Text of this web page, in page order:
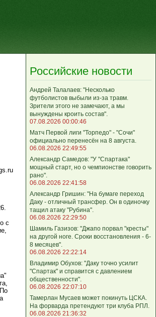
с
Российские новости
Андрей Талалаев: "Несколько
футболистов выбыли из-за травм.
Зрители этого не замечают, а мы
вынуждены кроить состав".
07.08.2026 00:00:46
Матч Первой лиги "Торпедо" - "Сочи"
официально перенесён на 8 августа.
06.08.2026 22:49:55
Александр Самедов: "У "Спартака"
мощный старт, но о чемпионстве говорить
рано".
06.08.2026 22:41:58
Александр Гришин: "На бумаге переход
Даку - отличный трансфер. Он в одиночку
тащил атаку "Рубина".
06.08.2026 22:29:50
Шамиль Газизов: "Джапо порвал "кресты"
на другой ноге. Сроки восстановления - 6-
8 месяцев".
06.08.2026 22:22:14
Владимир Обухов: "Даку точно усилит
"Спартак" и справится с давлением
общественности".
06.08.2026 22:07:10
Тамерлан Мусаев может покинуть ЦСКА.
На форварда претендуют три клуба РПЛ.
06.08.2026 21:36:32